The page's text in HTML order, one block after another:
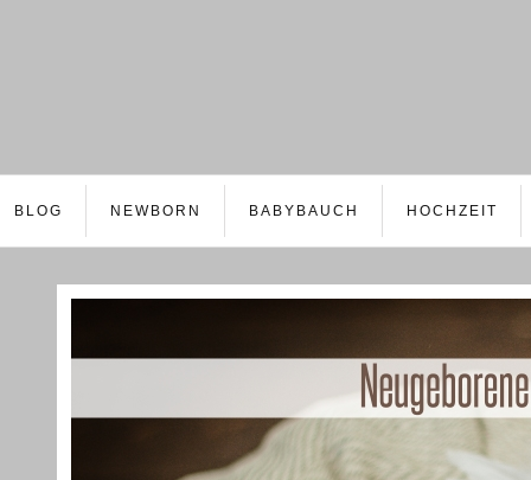
BLOG NEWBORN BABYBAUCH HOCHZEIT